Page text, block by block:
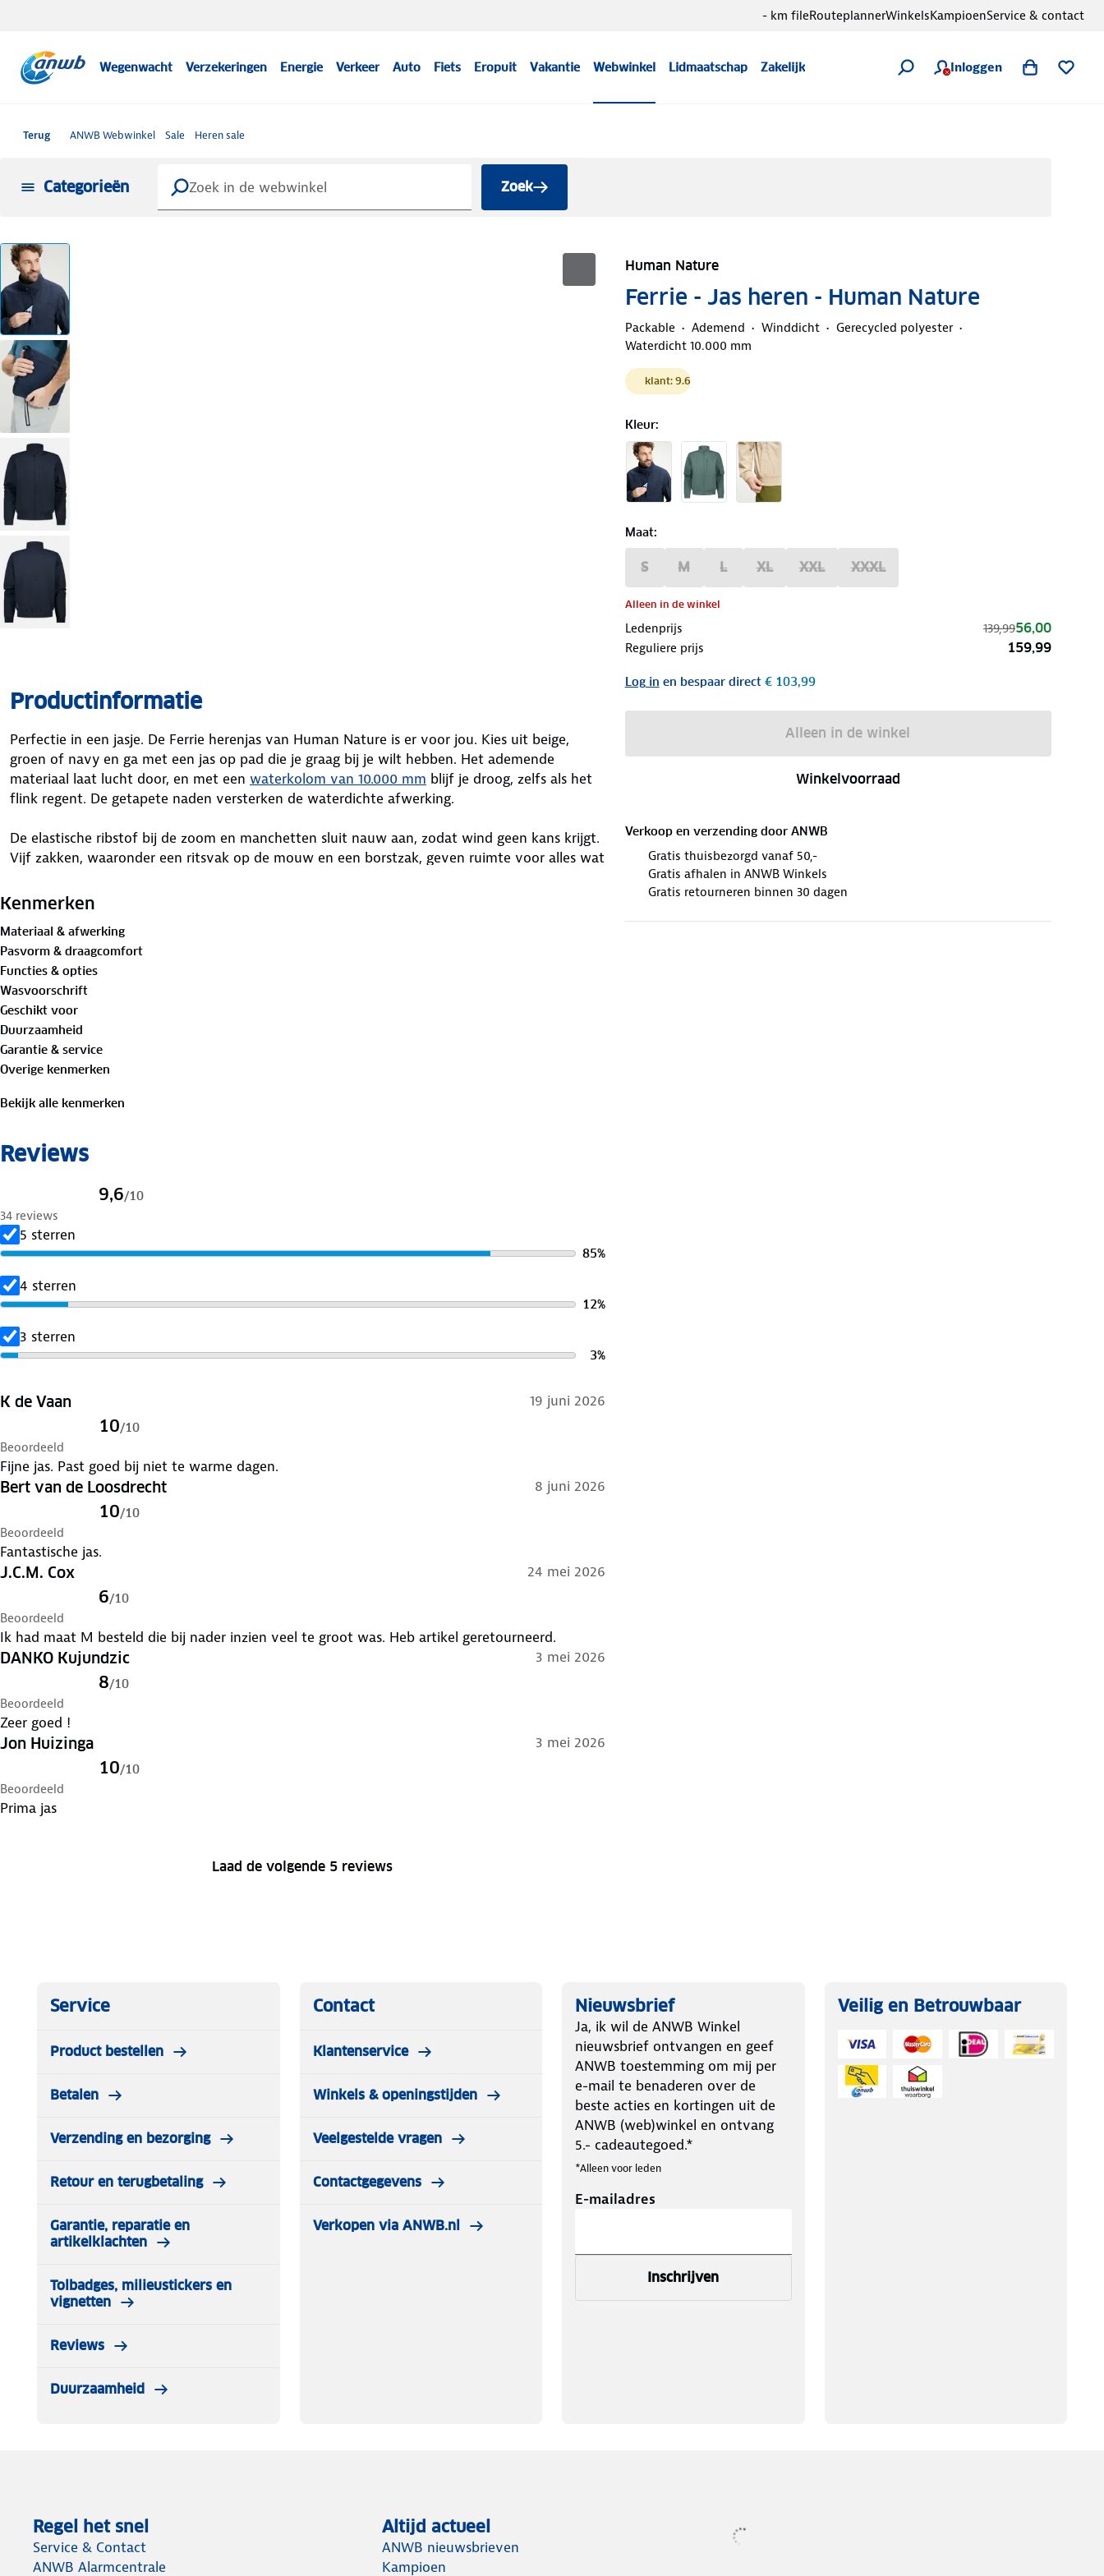
Wegenwacht Verzekeringen Energie Verkeer Auto Fiets Eropuit Vakantie Webwinkel Lidmaatschap Zakelijk Inloggen
- km fileRouteplannerWinkelsKampioenService & contact
Terug ANWB Webwinkel Sale Heren sale
Categorieën Zoek
Human Nature
Ferrie - Jas heren - Human Nature
Packable Ademend Winddicht
Gerecycled polyester
Waterdicht 10.000 mm
klant: 9.6
Kleur:
Maat:
S M L XL XXL XXXL
Alleen in de winkel
Ledenprijs 139,9956,00
Reguliere prijs 159,99
Log in en bespaar direct€ 103,99
Alleen in de winkel
Winkelvoorraad
Verkoop en verzending door ANWB
Gratis thuisbezorgd vanaf 50,-
Gratis afhalen in ANWB Winkels
Gratis retourneren binnen 30 dagen
Productinformatie
Perfectie in een jasje. De Ferrie herenjas van Human Nature is er voor jou. Kies uit beige,
groen of navy en ga met een jas op pad die je graag bij je wilt hebben. Het ademende
materiaal laat lucht door, en met een waterkolom van 10.000 mm blijf je droog, zelfs als het
flink regent. De getapete naden versterken de waterdichte afwerking.
De elastische ribstof bij de zoom en manchetten sluit nauw aan, zodat wind geen kans krijgt.
Vijf zakken, waaronder een ritsvak op de mouw en een borstzak, geven ruimte voor alles wat
op en bergt hem op in de binnenzak. De stevige YKK-rits maakt het jack helemaal compleet!
Bewust onderweg met hergebruikt materiaal:
Buitenstof: 100%gerecycled polyester
Voering: 100% gerecycled polyester
Verleng de levensduur van je kleding met goed
en was op 30 graden. Is je kleding aan vervanging toe? Lever het in bij onze winkels. Wij
geven er een nieuwe bestemming aan.
Kenmerken
Materiaal & afwerking
Pasvorm & draagcomfort
Functies & opties
Wasvoorschrift
Geschikt voor
Duurzaamheid
Garantie & service
Overige kenmerken
Bekijk alle kenmerken
Reviews
9,6/10
34 reviews
5 sterren
85%
4 sterren
12%
3 sterren
3%
K de Vaan 19 juni 2026
10/10
Beoordeeld
Fijne jas. Past goed bij niet te warme dagen.
Bert van de Loosdrecht 8 juni 2026
10/10
Beoordeeld
Fantastische jas.
J.C.M. Cox 24 mei 2026
6/10
Beoordeeld
Ik had maat M besteld die bij nader inzien veel te groot was. Heb artikel geretourneerd.
DANKO Kujundzic 3 mei 2026
8/10
Beoordeeld
Zeer goed !
Jon Huizinga 3 mei 2026
10/10
Beoordeeld
Prima jas
Laad de volgende 5 reviews
Service
Product bestellen
Betalen
Verzending en bezorging
Retour en terugbetaling
Garantie, reparatie en
artikelklachten
Tolbadges, milieustickers en
vignetten
Reviews
Duurzaamheid
Contact
Klantenservice
Winkels & openingstijden
Veelgestelde vragen
Contactgegevens
Verkopen via ANWB.nl
Nieuwsbrief
Ja, ik wil de ANWB Winkel
nieuwsbrief ontvangen en geef
ANWB toestemming om mij per
e-mail te benaderen over de
beste acties en kortingen uit de
ANWB (web)winkel en ontvang
5.- cadeautegoed.*
*Alleen voor leden
E-mailadres
Inschrijven
Veilig en Betrouwbaar
Regel het snel
Service & Contact
ANWB Alarmcentrale
Altijd actueel
ANWB nieuwsbrieven
Kampioen